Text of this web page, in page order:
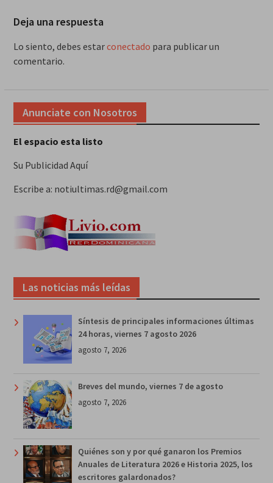
Deja una respuesta
Lo siento, debes estarconectado para publicar un
comentario.
Anunciate con Nosotros
El espacio esta listo
Su Publicidad Aquí
Escribe a: notiultimas.rd@gmail.com
Las noticias más leídas
Síntesis de principales informaciones últimas
24 horas, viernes 7 agosto 2026
agosto 7, 2026
Breves del mundo, viernes 7 de agosto
agosto 7, 2026
Quiénes son y por qué ganaron los Premios
Anuales de Literatura 2026 e Historia 2025, los
escritores galardonados?